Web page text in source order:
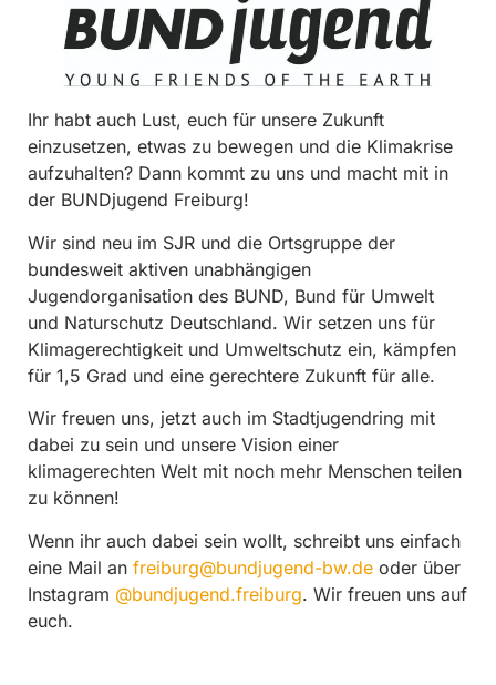
Ihr habt auch Lust, euch für unsere Zukunft
einzusetzen, etwas zu bewegen und die Klimakrise
aufzuhalten? Dann kommt zu uns und macht mit in
der BUNDjugend Freiburg!
Wir sind neu im SJR und die Ortsgruppe der
bundesweit aktiven unabhängigen
Jugendorganisation des BUND, Bund für Umwelt
und Naturschutz Deutschland. Wir setzen uns für
Klimagerechtigkeit und Umweltschutz ein, kämpfen
für 1,5 Grad und eine gerechtere Zukunft für alle.
Wir freuen uns, jetzt auch im Stadtjugendring mit
dabei zu sein und unsere Vision einer
klimagerechten Welt mit noch mehr Menschen teilen
zu können!
Wenn ihr auch dabei sein wollt, schreibt uns einfach
eine Mail an freiburg@bundjugend-bw.de oder über
Instagram @bundjugend.freiburg. Wir freuen uns auf
euch.